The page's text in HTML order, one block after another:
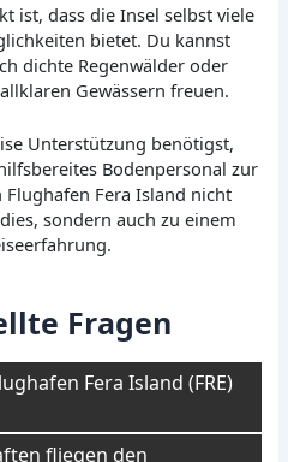
ist, dass die Insel selbst viele
bietet. Du kannst
dichte Regenwälder oder
Gewässern freuen.
Unterstützung benötigst,
Bodenpersonal zur
Fera Island nicht
sondern auch zu einem
Fragen
Fera Island (FRE)
fliegen den